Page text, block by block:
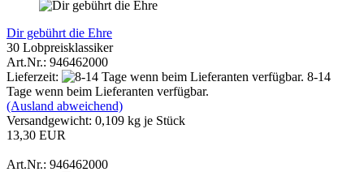
Dir gebührt die Ehre
30 Lobpreisklassiker
Art.Nr.: 946462000
Lieferzeit:
8-14
Tage wenn beim Lieferanten verfügbar.
(Ausland abweichend)
Versandgewicht: 0,109 kg je Stück
13,30 EUR
Art.Nr.: 946462000